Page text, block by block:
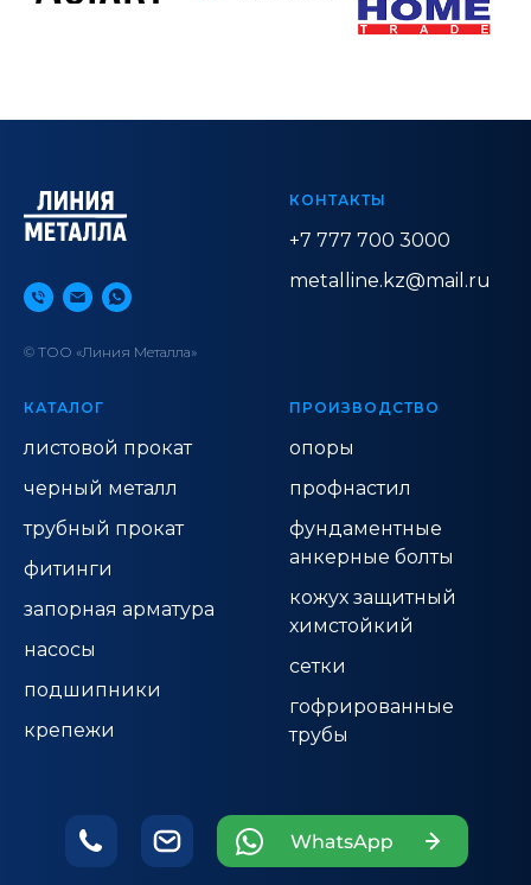
© ТОО «Линия Металла»
КОНТАКТЫ
+7 777 700 3000
metalline.kz@mail.ru
КАТАЛОГ
листовой прокат
черный металл
трубный прокат
фитинги
запорная арматура
насосы
подшипники
крепежи
ПРОИЗВОДСТВО
опоры
профнастил
фундаментные
анкерные болты
кожух защитный
химстойкий
сетки
гофрированные
трубы